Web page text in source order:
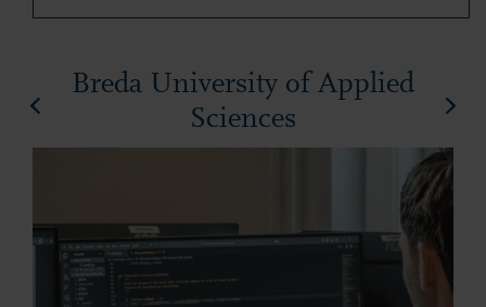
Breda University of Applied
Sciences